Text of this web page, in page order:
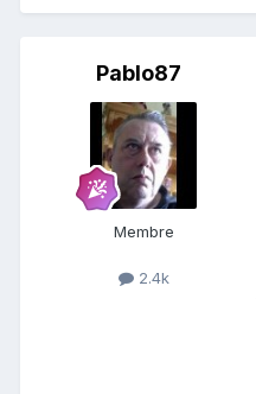
Pablo87
Membre
2.4k